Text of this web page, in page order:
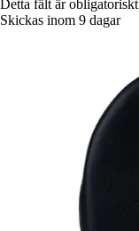
Detta fält är obligatoriskt
Skickas inom 9 dagar